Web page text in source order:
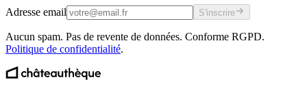
Adresse email S'inscrire
Aucun spam. Pas de revente de données. Conforme RGPD.
Politique de confidentialité.